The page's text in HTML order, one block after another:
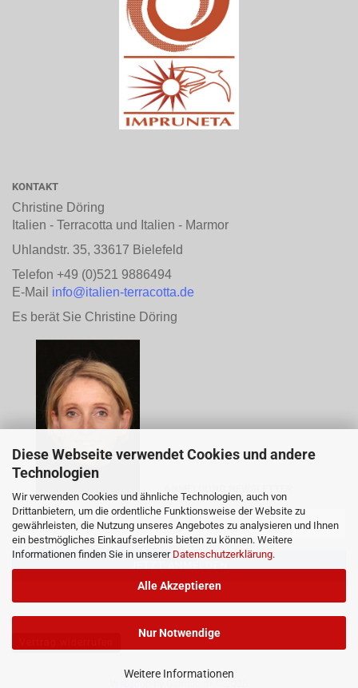
Diese Webseite verwendet Cookies und andere
Technologien
Wir verwenden Cookies und ähnliche Technologien, auch von
Drittanbietern, um die ordentliche Funktionsweise der Website zu
gewährleisten, die Nutzung unseres Angebotes zu analysieren und Ihnen
ein bestmögliches Einkaufserlebnis bieten zu können. Weitere
Informationen finden Sie in unserer Datenschutzerklärung.
Alle Akzeptieren
Nur Notwendige
Weitere Informationen
KONTAKT
Christine Döring
Italien - Terracotta und Italien - Marmor
Uhlandstr. 35, 33617 Bielefeld
Telefon +49 (0)521 9886494
E-Mail info@italien-terracotta.de
Es berät Sie Christine Döring